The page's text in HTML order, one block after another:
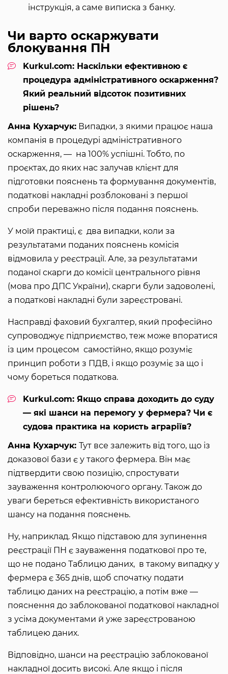
інструкція, а саме виписка з банку.
Чи варто оскаржувати
блокування ПН
Kurkul.com: Наскільки ефективною є
процедура адміністративного оскарження?
Який реальний відсоток позитивних
рішень?
Анна Кухарчук: Випадки, з якими працює наша
компанія в процедурі адміністративного
оскарження, — на 100% успішні. Тобто, по
проєктах, до яких нас залучав клієнт для
підготовки пояснень та формування документів,
податкові накладні розблоковані з першої
спроби переважно після подання пояснень.
У моїй практиці, є два випадки, коли за
результатами поданих пояснень комісія
відмовила у реєстрації. Але, за результатами
поданої скарги до комісії центрального рівня
(мова про ДПС України), скарги були задоволені,
а податкові накладні були зареєстровані.
Насправді фаховий бухгалтер, який професійно
супроводжує підприємство, теж може впоратися
із цим процесом самостійно, якщо розуміє
принцип роботи з ПДВ, і якщо розуміє за що і
чому бореться податкова.
Kurkul.com: Якщо справа доходить до суду
— які шанси на перемогу у фермера? Чи є
судова практика на користь аграріїв?
Анна Кухарчук: Тут все залежить від того, що із
доказової бази є у такого фермера. Він має
підтвердити свою позицію, спростувати
зауваження контролюючого органу. Також до
уваги береться ефективність використаного
шансу на подання пояснень.
Ну, наприклад. Якщо підставою для зупинення
реєстрації ПН є зауваження податкової про те,
що не подано Таблицю даних, в такому випадку у
фермера є 365 днів, щоб спочатку подати
таблицю даних на реєстрацію, а потім вже —
пояснення до заблокованої податкової накладної
з усіма документами й уже зареєстрованою
таблицею даних.
Відповідно, шанси на реєстрацію заблокованої
накладної досить високі. Але якщо і після